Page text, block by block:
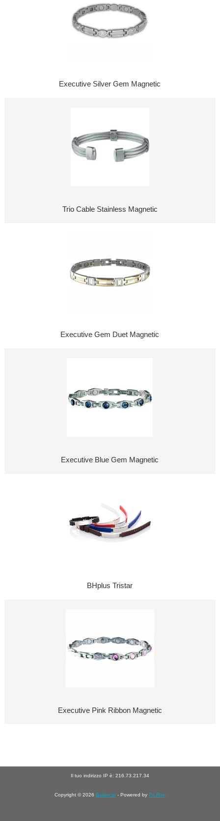
Executive Silver Gem Magnetic
Trio Cable Stainless Magnetic
Executive Gem Duet Magnetic
Executive Blue Gem Magnetic
BHplus Tristar
Executive Pink Ribbon Magnetic
Il tuo indirizzo IP è: 216.73.217.34
Copyright © 2026 Balancer - Powered by Pc Run